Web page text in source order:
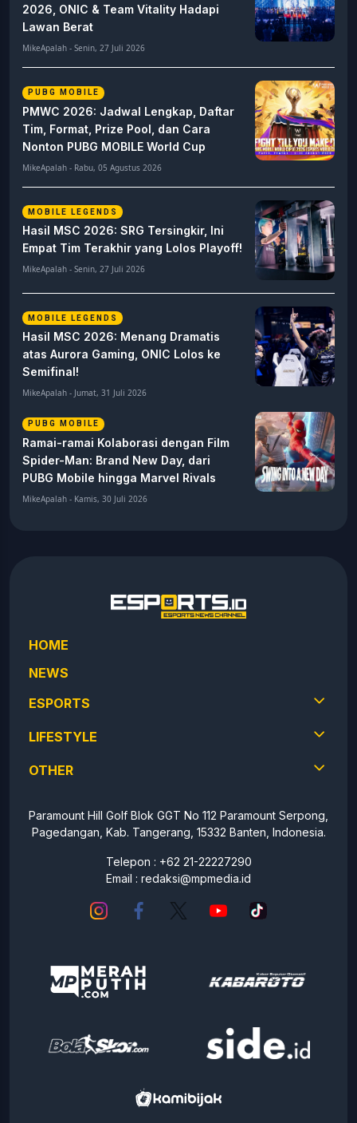
2026, ONIC & Team Vitality Hadapi
Lawan Berat
MikeApalah - Senin, 27 Juli 2026
PUBG MOBILE
PMWC 2026: Jadwal Lengkap, Daftar
Tim, Format, Prize Pool, dan Cara
Nonton PUBG MOBILE World Cup
MikeApalah - Rabu, 05 Agustus 2026
MOBILE LEGENDS
Hasil MSC 2026: SRG Tersingkir, Ini
Empat Tim Terakhir yang Lolos Playoff!
MikeApalah - Senin, 27 Juli 2026
MOBILE LEGENDS
Hasil MSC 2026: Menang Dramatis
atas Aurora Gaming, ONIC Lolos ke
Semifinal!
MikeApalah - Jumat, 31 Juli 2026
PUBG MOBILE
Ramai-ramai Kolaborasi dengan Film
Spider-Man: Brand New Day, dari
PUBG Mobile hingga Marvel Rivals
MikeApalah - Kamis, 30 Juli 2026
HOME
NEWS
ESPORTS
LIFESTYLE
OTHER
Paramount Hill Golf Blok GGT No 112 Paramount Serpong,
Pagedangan, Kab. Tangerang, 15332 Banten, Indonesia.
Telepon : +62 21-22227290
Email : redaksi@mpmedia.id